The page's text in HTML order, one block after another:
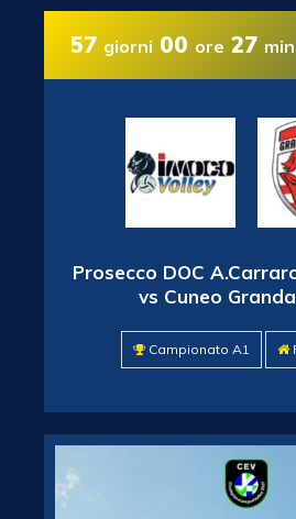
57 giorni 00 ore 27
Prosecco DOC
vs Cuneo
Campionato A1